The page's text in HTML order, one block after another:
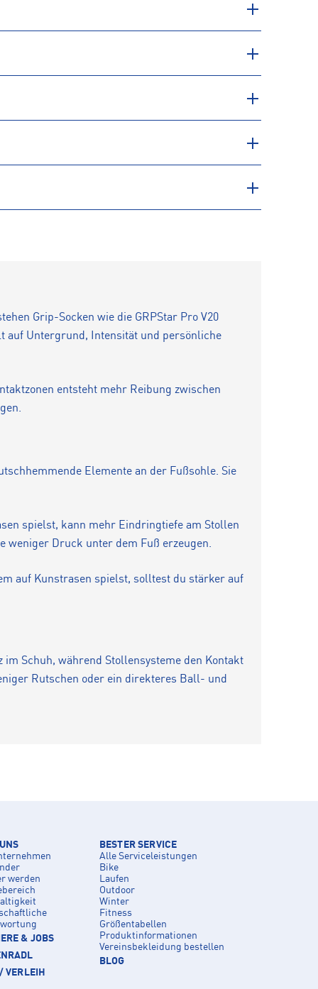
Grip-Socken wie die GRPStar Pro V20
auf Untergrund, Intensität und persönliche
entsteht mehr Reibung zwischen
Elemente an der Fußsohle. Sie
spielst, kann mehr Eindringtiefe am Stollen
weniger Druck unter dem Fuß erzeugen.
auf Kunstrasen spielst, solltest du stärker auf
Schuh, während Stollensysteme den Kontakt
Rutschen oder ein direkteres Ball- und
werden
& JOBS
VERLEIH
BESTER SERVICE
Alle Serviceleistungen
Bike
Laufen
Outdoor
Winter
Fitness
Größentabellen
Produktinformationen
Vereinsbekleidung bestellen
BLOG